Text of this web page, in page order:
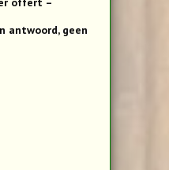
antwoord, geen